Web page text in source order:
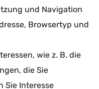
und Navigation
Browsertyp und
wie z. B. die
die Sie
Sie Interesse